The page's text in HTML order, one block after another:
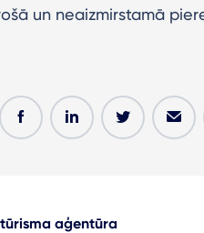
un neaizmirstamā
aģentūra